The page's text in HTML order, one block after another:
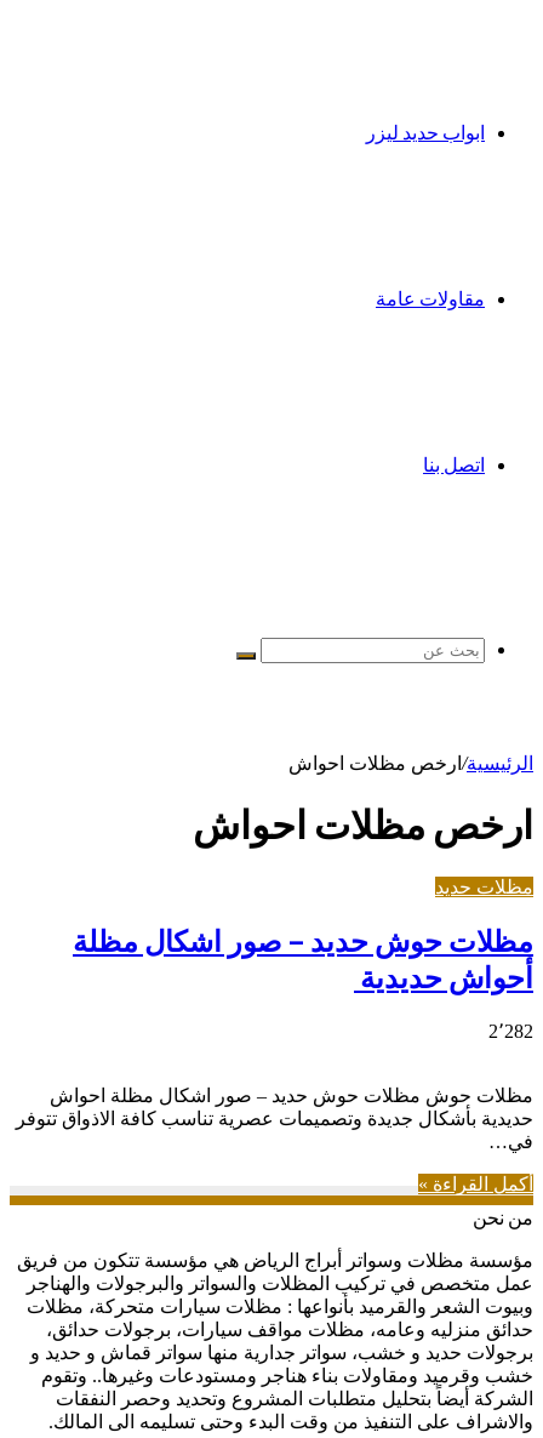
ابواب حديد ليزر
مقاولات عامة
اتصل بنا
بحث
الرئيسية/ ارخص مظلات احواش
ارخص مظلات احواش
مظلات حديد
مظلات حوش حديد – صور اشكال مظلة
أحواش حديدية
2٬282
مظلات حوش مظلات حوش حديد – صور اشكال مظلة احواش
حديدية بأشكال جديدة وتصميمات عصرية تناسب كافة الاذواق تتوفر
في…
أكمل القراءة »
من نحن
مؤسسة مظلات وسواتر أبراج الرياض هي مؤسسة تتكون من فريق
عمل متخصص في تركيب المظلات والسواتر والبرجولات والهناجر
وبيوت الشعر والقرميد بأنواعها : مظلات سيارات متحركة، مظلات
حدائق منزليه وعامه، مظلات مواقف سيارات، برجولات حدائق،
برجولات حديد و خشب، سواتر جدارية منها سواتر قماش و حديد و
خشب وقرميد ومقاولات بناء هناجر ومستودعات وغيرها.. وتقوم
الشركة أيضاً بتحليل متطلبات المشروع وتحديد وحصر النفقات
والاشراف على التنفيذ من وقت البدء وحتى تسليمه الى المالك.